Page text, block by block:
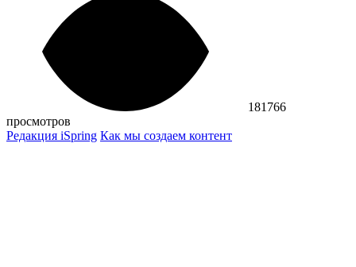
181766
просмотров
Редакция iSpring Как мы создаем контент